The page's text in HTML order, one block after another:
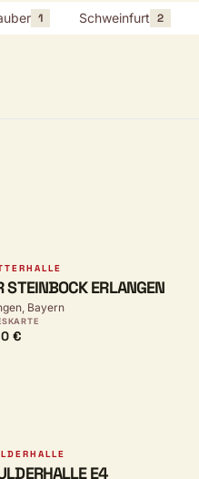
1 Schweinfurt 2
STEINBOCK ERLANGEN
Bayern
€
E4